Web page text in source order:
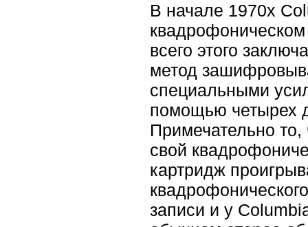
В начале 1970х
квадрофоническом
всего этого
метод
специальными
помощью четырех
Примечательно
свой
картридж
записи и у